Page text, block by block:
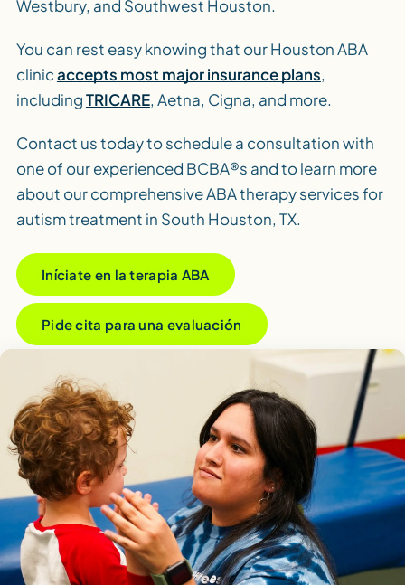
Westbury, and Southwest Houston.
You can rest easy knowing that our Houston ABA
clinicaccepts most major insurance plans,
includingTRICARE, Aetna, Cigna, and more.
Contact us today to schedule a consultation with
one of our experienced BCBA®s and to learn more
about our comprehensive ABA therapy services for
autism treatment in South Houston, TX.
Iníciate en la terapia ABA
Pide cita para una evaluación